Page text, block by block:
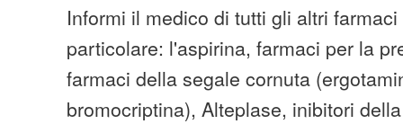
Informi il medico di tutti gli altri
particolare: l'aspirina, farmaci per la
farmaci della segale cornuta
bromocriptina), Alteplase, inibitori